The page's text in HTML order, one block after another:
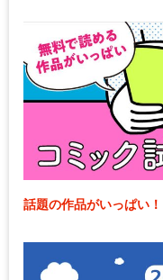
話題の作品がいっぱい！